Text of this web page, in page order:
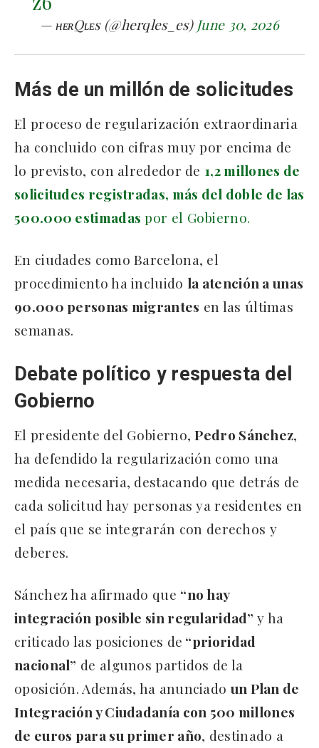
— ʜᴇʀQʟᴇs (@herqles_es) June 30, 2026
Más de un millón de solicitudes
El proceso de regularización extraordinaria
ha concluido con cifras muy por encima de
lo previsto, con alrededor de 1,2 millones de
solicitudes registradas, más del doble de las
500.000 estimadas por el Gobierno.
En ciudades como Barcelona, el
procedimiento ha incluido la atención a unas
90.000 personas migrantes en las últimas
semanas.
Debate político y respuesta del
Gobierno
El presidente del Gobierno,Pedro Sánchez,
ha defendido la regularización como una
medida necesaria, destacando que detrás de
cada solicitud hay personas ya residentes en
el país que se integrarán con derechos y
deberes.
Sánchez ha afirmado que “no hay
integración posible sin regularidad”y ha
criticado las posiciones de “prioridad
nacional” de algunos partidos de la
oposición. Además, ha anunciado un Plan de
Integración y Ciudadanía con 500 millones
de euros para su primer año, destinado a